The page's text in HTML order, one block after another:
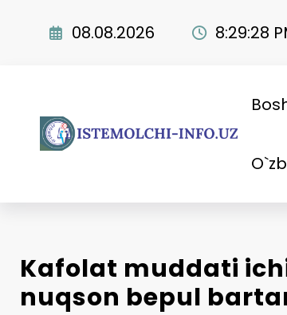
08.08.2026 8:29:29
Kafolat muddati
nuqson bepul